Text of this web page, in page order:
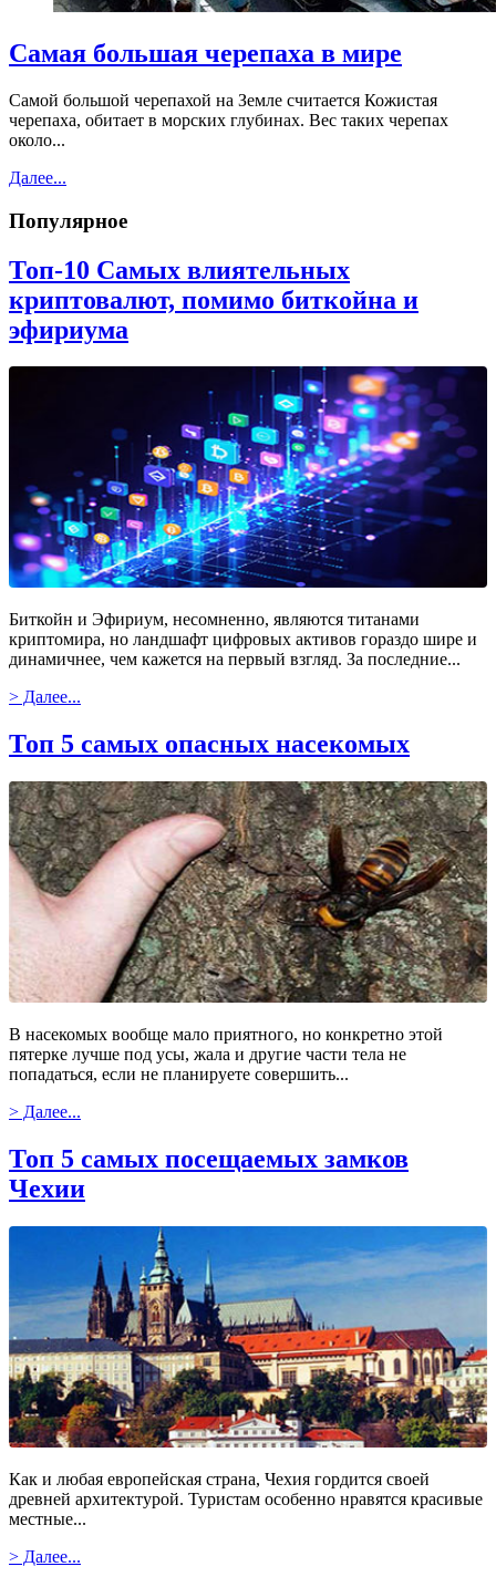
Самая большая черепаха в мире
Самой большой черепахой на Земле считается Кожистая
черепаха, обитает в морских глубинах. Вес таких черепах
около...
Далее...
Популярное
Топ-10 Самых влиятельных
криптовалют, помимо биткойна и
эфириума
Биткойн и Эфириум, несомненно, являются титанами
криптомира, но ландшафт цифровых активов гораздо шире и
динамичнее, чем кажется на первый взгляд. За последние...
> Далее...
Топ 5 самых опасных насекомых
В насекомых вообще мало приятного, но конкретно этой
пятерке лучше под усы, жала и другие части тела не
попадаться, если не планируете совершить...
> Далее...
Топ 5 самых посещаемых замков
Чехии
Как и любая европейская страна, Чехия гордится своей
древней архитектурой. Туристам особенно нравятся красивые
местные...
> Далее...